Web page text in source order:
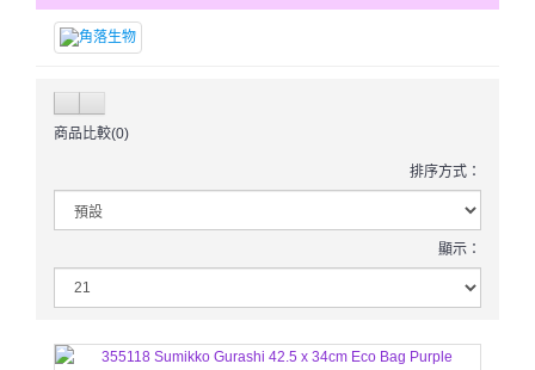
商品比較(0)
排序方式：
顯示：